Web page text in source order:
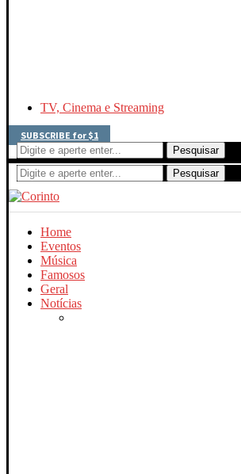
TV, Cinema e Streaming
SUBSCRIBE for $1
Pesquisar
Pesquisar
Home
Eventos
Música
Famosos
Geral
Notícias